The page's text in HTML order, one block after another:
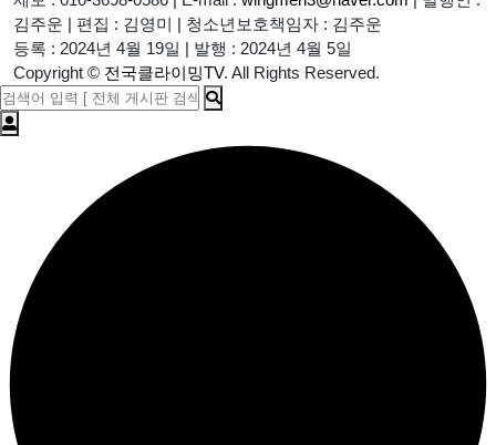
김주운 | 편집 : 김영미 | 청소년보호책임자 : 김주운
등록 : 2024년 4월 19일 | 발행 : 2024년 4월 5일
Copyright © 전국클라이밍TV. All Rights Reserved.